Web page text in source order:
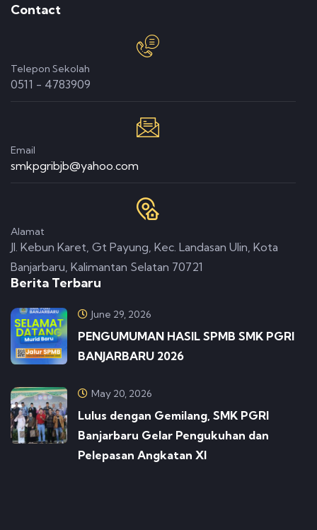
Contact
Telepon Sekolah
0511 - 4783909
Email
smkpgribjb@yahoo.com
Alamat
Jl. Kebun Karet, Gt Payung, Kec. Landasan Ulin, Kota
Banjarbaru, Kalimantan Selatan 70721
Berita Terbaru
June 29, 2026
PENGUMUMAN HASIL SPMB SMK PGRI
BANJARBARU 2026
May 20, 2026
Lulus dengan Gemilang, SMK PGRI
Banjarbaru Gelar Pengukuhan dan
Pelepasan Angkatan XI